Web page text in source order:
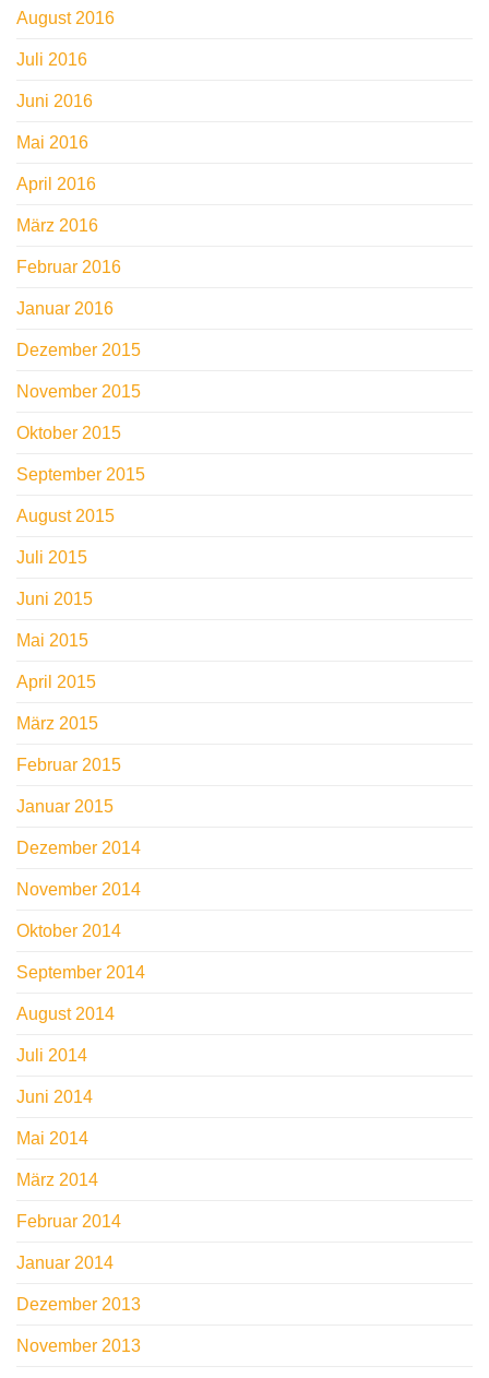
August 2016
Juli 2016
Juni 2016
Mai 2016
April 2016
März 2016
Februar 2016
Januar 2016
Dezember 2015
November 2015
Oktober 2015
September 2015
August 2015
Juli 2015
Juni 2015
Mai 2015
April 2015
März 2015
Februar 2015
Januar 2015
Dezember 2014
November 2014
Oktober 2014
September 2014
August 2014
Juli 2014
Juni 2014
Mai 2014
März 2014
Februar 2014
Januar 2014
Dezember 2013
November 2013